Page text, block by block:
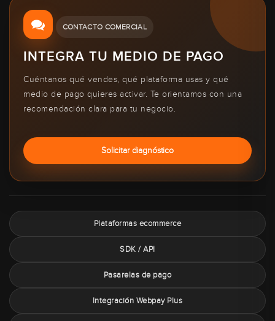
CONTACTO COMERCIAL
INTEGRA TU MEDIO DE PAGO
Cuéntanos qué vendes, qué plataforma usas y qué
medio de pago quieres activar. Te orientamos con una
recomendación clara para tu negocio.
Solicitar diagnóstico
Plataformas ecommerce
SDK / API
Pasarelas de pago
Integración Webpay Plus